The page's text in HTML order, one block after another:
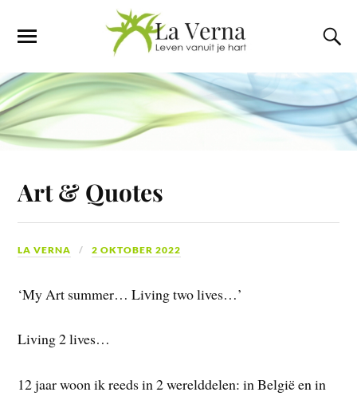
Art & Quotes
LA VERNA 2 OKTOBER 2022
‘My Art summer… Living two lives…’
Living 2 lives…
12 jaar woon ik reeds in 2 werelddelen: in België en in